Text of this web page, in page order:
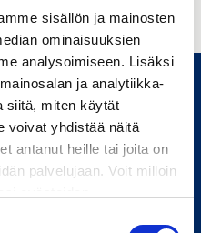
sisällön ja mainosten
ominaisuuksien
analysoimiseen. Lisäksi
ja analytiikka-
siitä, miten käytät
voivat yhdistää näitä
antanut heille tai joita on
palvelujaan. Voit milloin